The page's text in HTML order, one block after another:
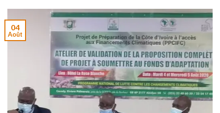
04
Août